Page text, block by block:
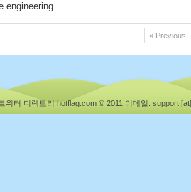
engineering
« Previous
위터 디렉토리 hotflag.com © 2011 이메일: support